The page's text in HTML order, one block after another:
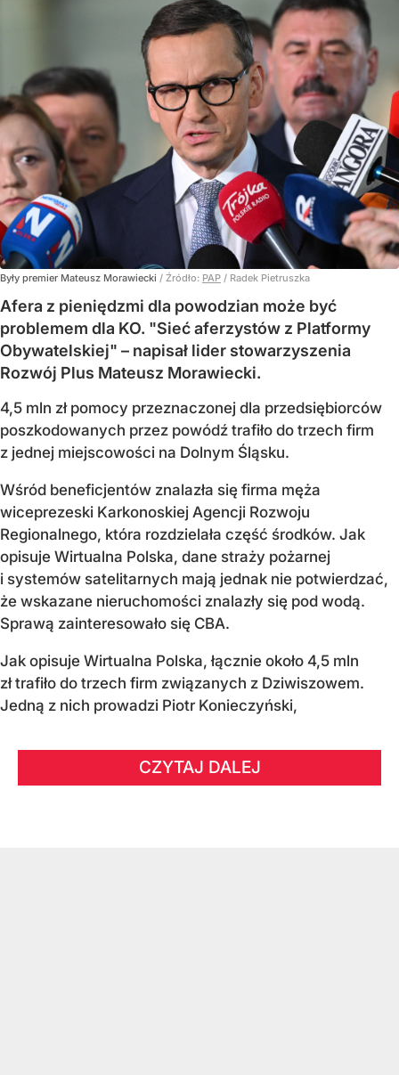
Były premier Mateusz Morawiecki / Źródło: PAP / Radek Pietruszka
Afera z pieniędzmi dla powodzian może być
problemem dla KO. "Sieć aferzystów z Platformy
Obywatelskiej" – napisał lider stowarzyszenia
Rozwój Plus Mateusz Morawiecki.
4,5 mln zł pomocy przeznaczonej dla przedsiębiorców
poszkodowanych przez powódź trafiło do trzech firm
z jednej miejscowości na Dolnym Śląsku.
Wśród beneficjentów znalazła się firma męża
wiceprezeski Karkonoskiej Agencji Rozwoju
Regionalnego, która rozdzielała część środków. Jak
opisuje Wirtualna Polska, dane straży pożarnej
i systemów satelitarnych mają jednak nie potwierdzać,
że wskazane nieruchomości znalazły się pod wodą.
Sprawą zainteresowało się CBA.
Jak opisuje Wirtualna Polska, łącznie około 4,5 mln
zł trafiło do trzech firm związanych z Dziwiszowem.
Jedną z nich prowadzi Piotr Konieczyński,
CZYTAJ DALEJ